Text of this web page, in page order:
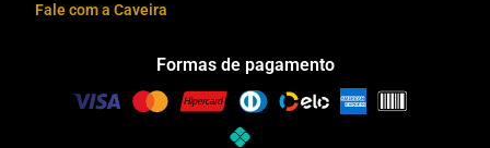
Fale com a Caveira
Formas de pagamento